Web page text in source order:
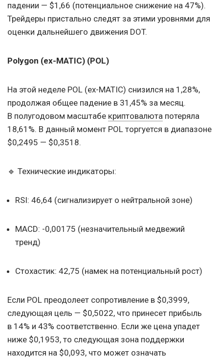
падении — $1,66 (потенциальное снижение на 47%).
Трейдеры пристально следят за этими уровнями для
оценки дальнейшего движения DOT.
Polygon (ex-MATIC) (POL)
На этой неделе POL (ex-MATIC) снизился на 1,28%,
продолжая общее падение в 31,45% за месяц.
В полугодовом масштабе криптовалюта потеряла
18,61%. В данный момент POL торгуется в диапазоне
$0,2495 — $0,3518.
🔹 Технические индикаторы:
RSI: 46,64 (сигнализирует о нейтральной зоне)
MACD: -0,00175 (незначительный медвежий
тренд)
Стохастик: 42,75 (намек на потенциальный рост)
Если POL преодолеет сопротивление в $0,3999,
следующая цель — $0,5022, что принесет прибыль
в 14% и 43% соответственно. Если же цена упадет
ниже $0,1953, то следующая зона поддержки
находится на $0,093, что может означать